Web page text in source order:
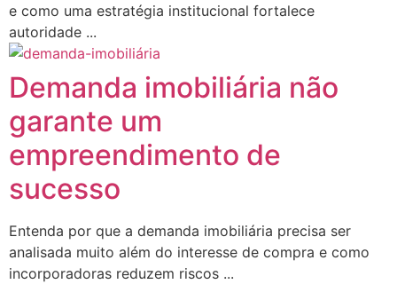
e como uma estratégia institucional fortalece
autoridade ...
Demanda imobiliária não
garante um
empreendimento de
sucesso
Entenda por que a demanda imobiliária precisa ser
analisada muito além do interesse de compra e como
incorporadoras reduzem riscos ...